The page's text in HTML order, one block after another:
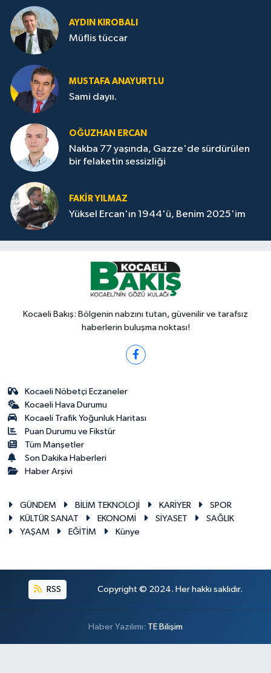
AYDIN KIROBALI
Müflis tüccar
MUSTAFA ANAYURTLU
Sami dayıı.
OĞUZHAN ERCAN
Nakba 77 yaşında, Gazze'de sürdürülen
bir felaketin sessizliği
FAKİR YILMAZ
Yüksel Ercan'ın 1944'ü, Benim 2025'im
Kocaeli Bakış: Bölgenin nabzını tutan, güvenilir ve tarafsız
haberlerin buluşma noktası!
Kocaeli Nöbetçi Eczaneler
Kocaeli Hava Durumu
Kocaeli Trafik Yoğunluk Haritası
Puan Durumu ve Fikstür
Tüm Manşetler
Son Dakika Haberleri
Haber Arşivi
GÜNDEM BİLİM TEKNOLOJİ KARİYER
SPOR
KÜLTÜR SANAT
EKONOMİ SİYASET
SAĞLIK
YAŞAM
EĞİTİM Künye
RSS Copyright © 2024. Her hakkı saklıdır.
Haber Yazılımı: TE Bilişim